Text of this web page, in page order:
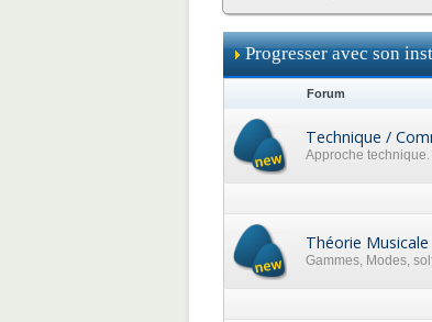
Progresser avec son
Forum
Technique /
Approche
Théorie Musicale
Gammes, Modes,